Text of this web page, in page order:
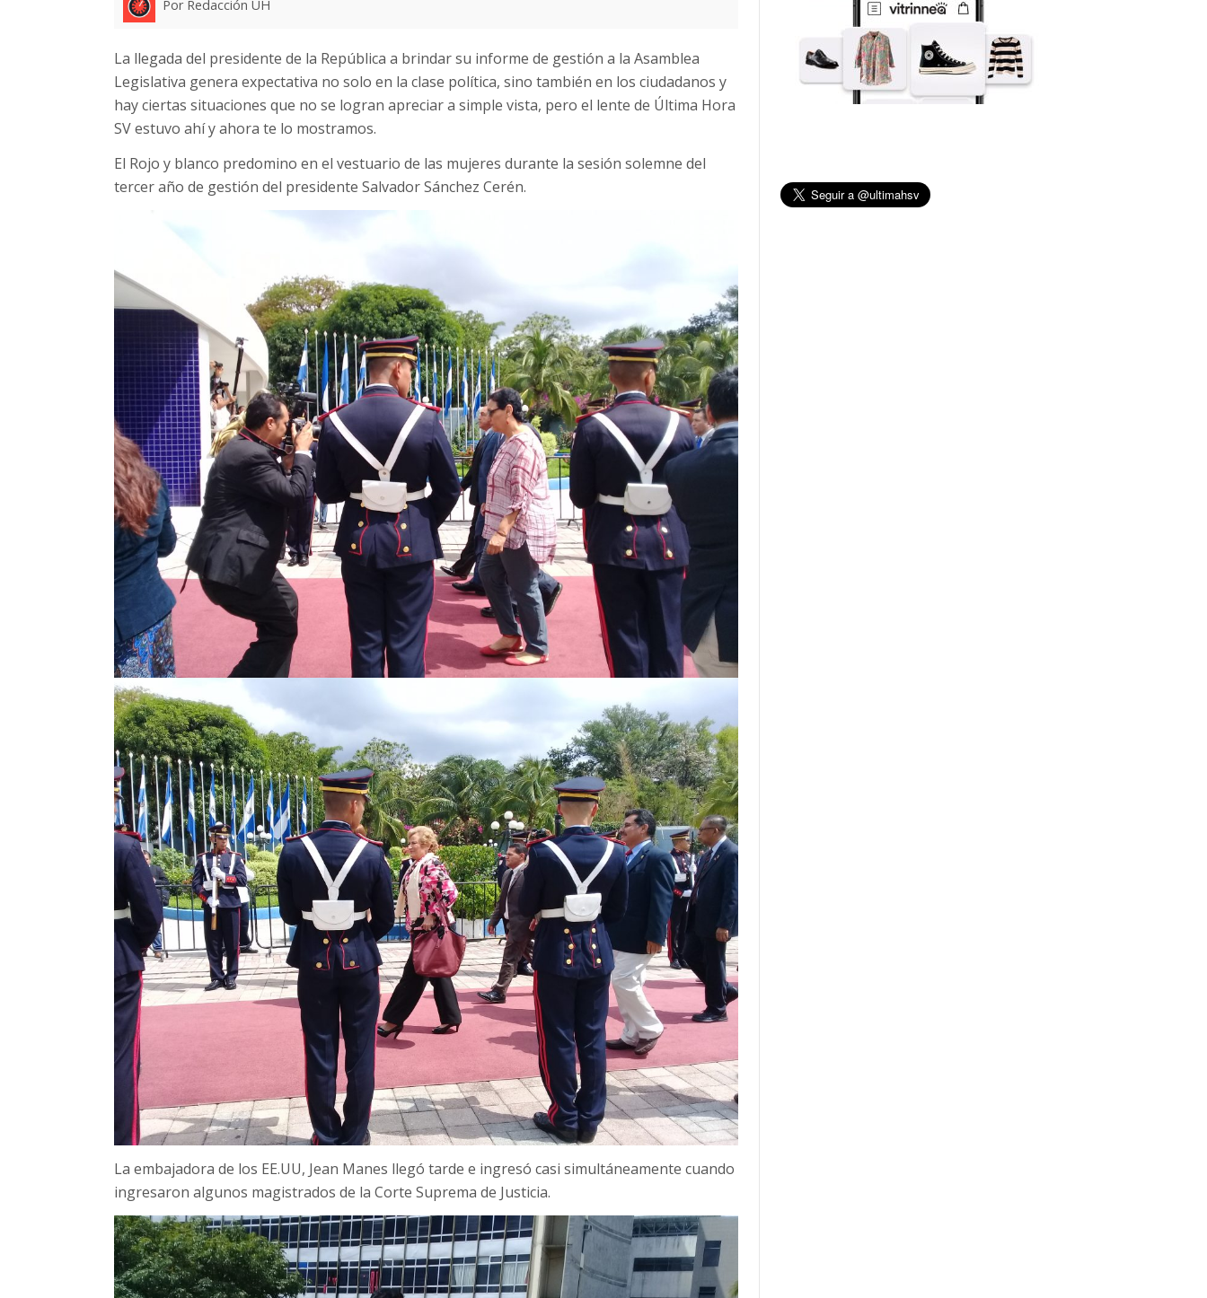
Por Redacción UH
La llegada del presidente de la República a brindar su informe de gestión a la Asamblea
Legislativa genera expectativa no solo en la clase política, sino también en los ciudadanos y
hay ciertas situaciones que no se logran apreciar a simple vista, pero el lente de Última Hora
SV estuvo ahí y ahora te lo mostramos.
El Rojo y blanco predomino en el vestuario de las mujeres durante la sesión solemne del
tercer año de gestión del presidente Salvador Sánchez Cerén.
La embajadora de los EE.UU, Jean Manes llegó tarde e ingresó casi simultáneamente cuando
ingresaron algunos magistrados de la Corte Suprema de Justicia.